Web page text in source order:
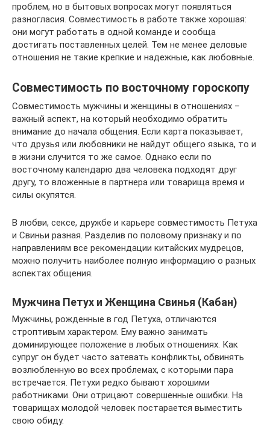
проблем, но в бытовых вопросах могут появляться
разногласия. Совместимость в работе также хорошая:
они могут работать в одной команде и сообща
достигать поставленных целей. Тем не менее деловые
отношения не такие крепкие и надежные, как любовные.
Совместимость по восточному гороскопу
Совместимость мужчины и женщины в отношениях –
важный аспект, на который необходимо обратить
внимание до начала общения. Если карта показывает,
что друзья или любовники не найдут общего языка, то и
в жизни случится то же самое. Однако если по
восточному календарю два человека подходят друг
другу, то вложенные в партнера или товарища время и
силы окупятся.
В любви, сексе, дружбе и карьере совместимость Петуха
и Свиньи разная. Разделив по половому признаку и по
направлениям все рекомендации китайских мудрецов,
можно получить наиболее полную информацию о разных
аспектах общения.
Мужчина Петух и Женщина Свинья (Кабан)
Мужчины, рожденные в год Петуха, отличаются
строптивым характером. Ему важно занимать
доминирующее положение в любых отношениях. Как
супруг он будет часто затевать конфликты, обвинять
возлюбленную во всех проблемах, с которыми пара
встречается. Петухи редко бывают хорошими
работниками. Они отрицают совершенные ошибки. На
товарищах молодой человек постарается выместить
свою обиду.